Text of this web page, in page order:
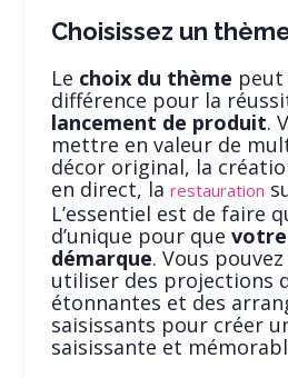
Choisissez un
Le choix du thème
différence pour la
lancement de produit.
mettre en valeur de
décor original, la
en direct, la restauration
L’essentiel est de faire
d’unique pour que votre
démarque. Vous
utiliser des projections
étonnantes et des
saisissants pour créer
saisissante et